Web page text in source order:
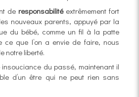
de responsabilitéextrêmement fort
nouveaux parents, appuyé par la
du bébé, comme un fil à la patte
ce que l’on a envie de faire, nous
notre liberté.
du passé, maintenant il
d’un être qui ne peut rien sans